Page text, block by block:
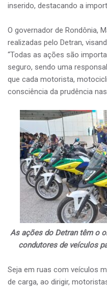
inserido, destacando a
O governador de Rondônia,
realizadas pelo Detran,
“Todas as ações são
seguro, sendo uma
que cada motorista,
consciência da prudência
As ações do Detran têm o
condutores de veículos
Seja em ruas com veículos
de carga, ao dirigir,